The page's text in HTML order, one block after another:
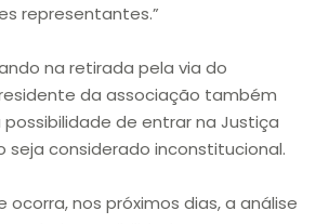
representantes.”
na retirada pela via do
da associação também
de entrar na Justiça
seja considerado inconstitucional.
ocorra, nos próximos dias, a análise